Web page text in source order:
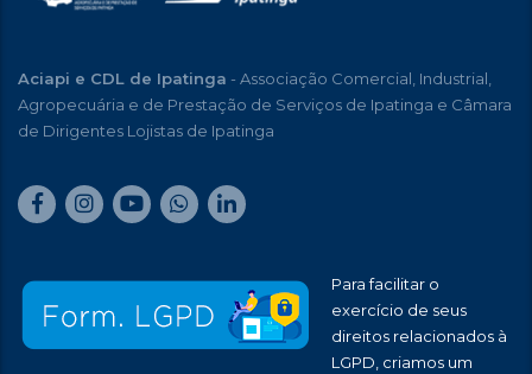
Aciapi e CDL de Ipatinga - Associação Comercial, Industrial,
Agropecuária e de Prestação de Serviços de Ipatinga e Câmara
de Dirigentes Lojistas de Ipatinga
Para facilitar o
exercício de seus
direitos relacionados à
LGPD, criamos um